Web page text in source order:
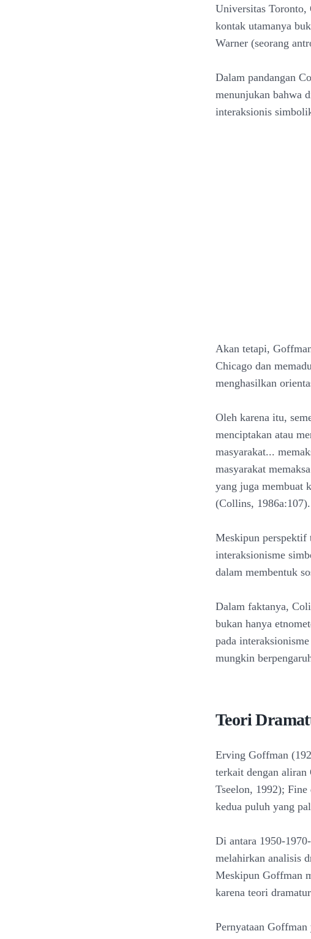
Universitas Toronto,
kontak utamanya
Warner (seorang
Dalam pandangan
menunjukan bahwa
interaksionis
Akan tetapi,
Chicago dan
menghasilkan
Oleh karena itu,
menciptakan atau
masyarakat...
masyarakat
yang juga membuat
(Collins, 1986a:107).
Meskipun perspektif
interaksionisme
dalam membentuk
Dalam faktanya,
bukan hanya
pada
mungkin
Teori
Erving Goffman
terkait dengan
Tseelon, 1992);
kedua puluh yang
Di antara 1950-
melahirkan analisis
Meskipun Goffman
karena teori
Pernyataan